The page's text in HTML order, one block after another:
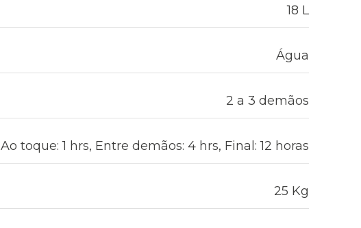
18 L
Água
2 a 3 demãos
Ao toque: 1 hrs, Entre demãos: 4 hrs, Final: 12 horas
25 Kg